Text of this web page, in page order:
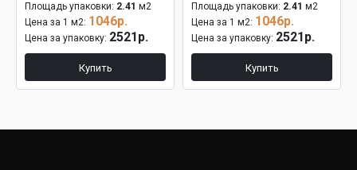
Площадь упаковки: 2.41 м2
Цена за 1 м2: 1046р.
Цена за упаковку: 2521р.
Купить
Площадь упаковки: 2.41 м2
Цена за 1 м2: 1046р.
Цена за упаковку: 2521р.
Купить